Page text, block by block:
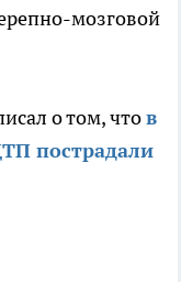
мозговой
о том, чтов
пострадали